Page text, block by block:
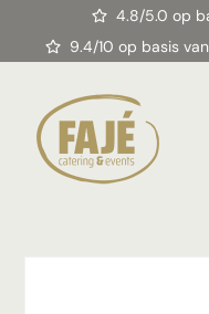
4.8/5.0 op
9.4/10 op basis